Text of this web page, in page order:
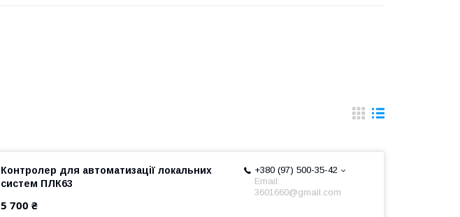
+380 (97) 500-35-42
Email:
3601660@gmail.com
Контролер для автоматизації локальних
систем ПЛК63
5 700 ₴